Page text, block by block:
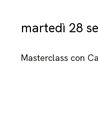
martedì 28
Masterclass con